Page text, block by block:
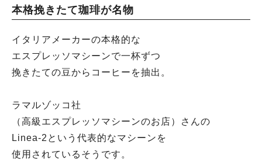
本格挽きたて珈琲が名物
イタリアメーカーの本格的な
エスプレッソマシーンで一杯ずつ
挽きたての豆からコーヒーを抽出。
ラマルゾッコ社
（高級エスプレッソマシーンのお店）さんの
Linea-2という代表的なマシーンを
使用されているそうです。